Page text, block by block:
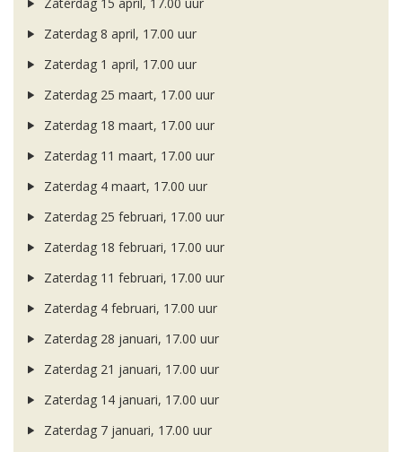
Zaterdag 15 april, 17.00 uur
Zaterdag 8 april, 17.00 uur
Zaterdag 1 april, 17.00 uur
Zaterdag 25 maart, 17.00 uur
Zaterdag 18 maart, 17.00 uur
Zaterdag 11 maart, 17.00 uur
Zaterdag 4 maart, 17.00 uur
Zaterdag 25 februari, 17.00 uur
Zaterdag 18 februari, 17.00 uur
Zaterdag 11 februari, 17.00 uur
Zaterdag 4 februari, 17.00 uur
Zaterdag 28 januari, 17.00 uur
Zaterdag 21 januari, 17.00 uur
Zaterdag 14 januari, 17.00 uur
Zaterdag 7 januari, 17.00 uur